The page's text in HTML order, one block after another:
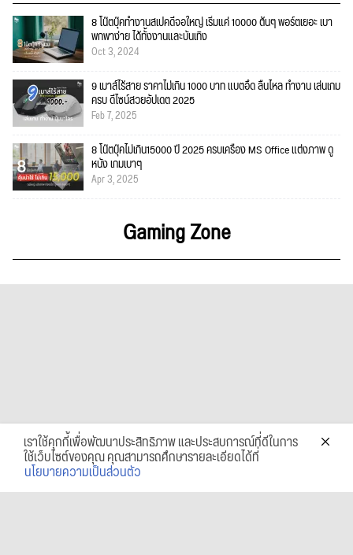
8 โน๊ตบุ๊คทำงานสเปคดีจอใหญ่ เริ่มแค่ 10000 ต้นๆ พอร์ตเยอะ เบา
พกพาง่าย ได้ทั้งงานและบันเทิง
Oct 3, 2024
9 เมาส์ไร้สาย ราคาไม่เกิน 1000 บาท แบตอึด ลื่นไหล ทำงาน เล่นเกม
ครบ ดีไซน์สวยอัปเดต 2025
Feb 7, 2025
8 โน๊ตบุ๊คไม่เกิน15000 ปี 2025 ครบเครื่อง MS Office แต่งภาพ ดู
หนัง เกมเบาๆ
Apr 3, 2025
Gaming Zone
เราใช้คุกกี้เพื่อพัฒนาประสิทธิภาพ และประสบการณ์ที่ดีในการ
ใช้เว็บไซต์ของคุณ คุณสามารถศึกษารายละเอียดได้ที่
นโยบายความเป็นส่วนตัว